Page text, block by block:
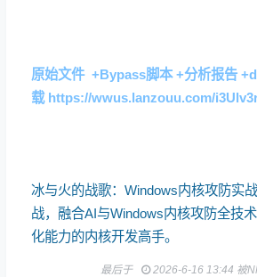
原始文件 +Bypass脚本 +分析报告
载 https://wwus.lanzouu.com/
冰与火的战歌：Windows内核攻防实
战，融合AI与Windows内核攻防全技
化能力的内核开发高手。
最后于 2026-6-16 13:44 被